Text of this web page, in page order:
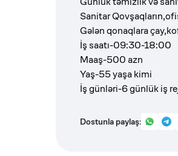
Sanitar
Gələn qonaqlara
İş saatı-09:30-18:00
Maaş-500 azn
Yaş-55 yaşa kimi
İş günləri-6 günlük iş
Dostunla paylaş: